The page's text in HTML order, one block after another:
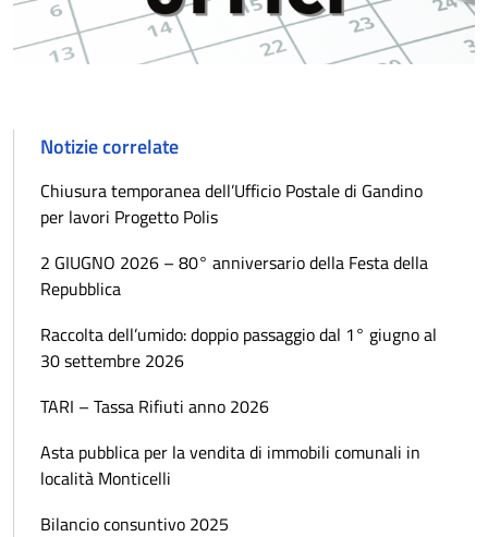
Notizie correlate
Chiusura temporanea dell’Ufficio Postale di Gandino
per lavori Progetto Polis
2 GIUGNO 2026 – 80° anniversario della Festa della
Repubblica
Raccolta dell’umido: doppio passaggio dal 1° giugno al
30 settembre 2026
TARI – Tassa Rifiuti anno 2026
Asta pubblica per la vendita di immobili comunali in
località Monticelli
Bilancio consuntivo 2025